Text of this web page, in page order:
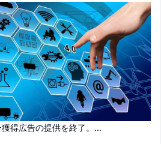
得広告の提供を終了。...